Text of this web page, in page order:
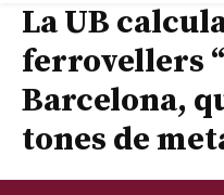
La UB
ferrovellers
Barcelona,
tones de